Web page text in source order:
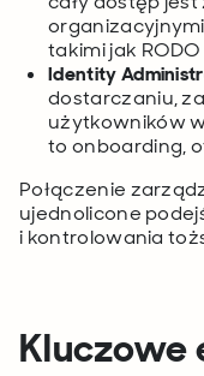
takimi jak RODO
Identity
dostarczaniu,
użytkowników
to onboarding,
Połączenie
ujednolicone
i kontrolowania
Kluczowe